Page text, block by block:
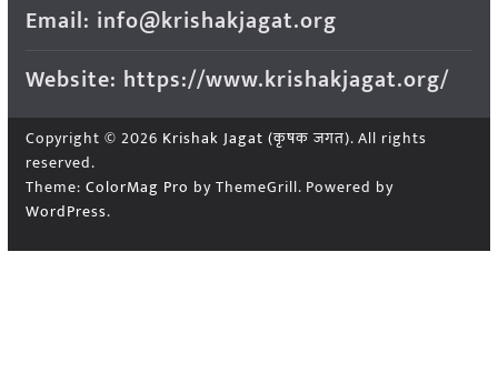
Email: info@krishakjagat.org
Website: https://www.krishakjagat.org/
Copyright © 2026 Krishak Jagat (कृषक जगत). All rights
reserved.
Theme: ColorMag Pro by ThemeGrill. Powered by
WordPress.